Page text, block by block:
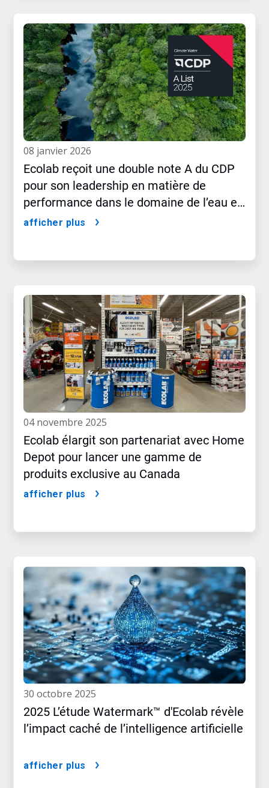
08 janvier 2026
Ecolab reçoit une double note A du CDP
pour son leadership en matière de
performance dans le domaine de l’eau et
du climat
afficher plus
04 novembre 2025
Ecolab élargit son partenariat avec Home
Depot pour lancer une gamme de
produits exclusive au Canada
afficher plus
30 octobre 2025
2025 L’étude Watermark™ d'Ecolab révèle
l’impact caché de l’intelligence artificielle
afficher plus